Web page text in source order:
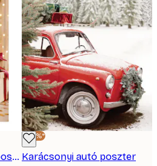
Karácsonyi ajándékok poszter
-40%*
Karácsonyi autó poszter